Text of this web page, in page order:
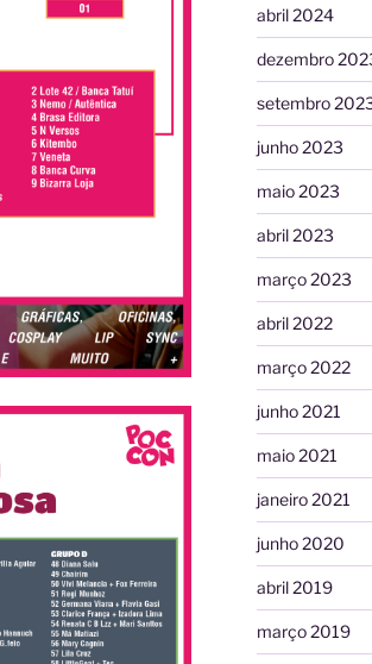
abril 2024
dezembro
setembro
junho 2023
maio 2023
abril 2023
março 2023
abril 2022
março 2022
junho 2021
maio 2021
janeiro 2021
junho 2020
abril 2019
março 2019